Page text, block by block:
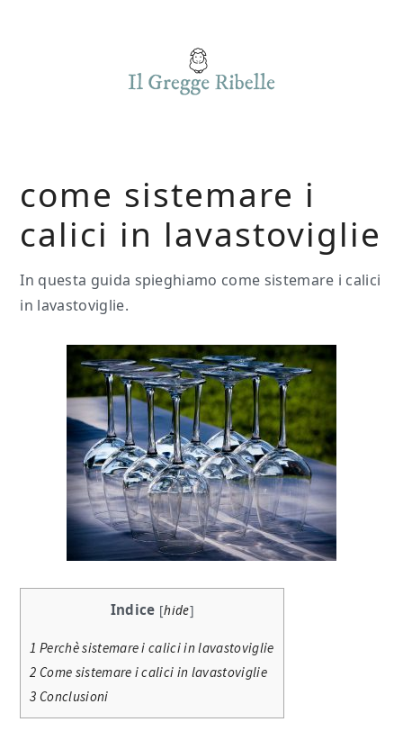
come sistemare i
calici in lavastoviglie
In questa guida spieghiamo come sistemare i calici
in lavastoviglie.
Indice [hide]
1 Perchè sistemare i calici in lavastoviglie
2 Come sistemare i calici in lavastoviglie
3 Conclusioni